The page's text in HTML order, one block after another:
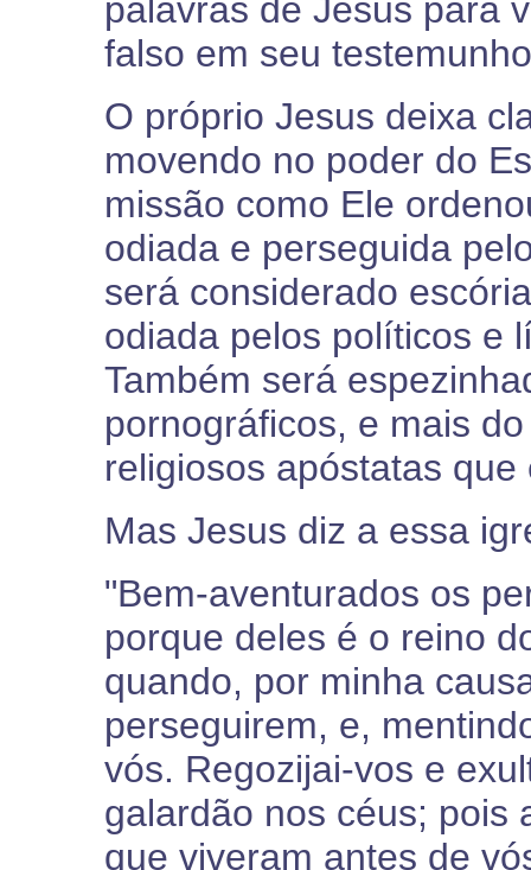
palavras de Jesus para
falso em seu
O próprio Jesus deixa
movendo no poder do
missão como Ele
odiada e perseguida
será considerado
odiada pelos políticos e
Também será
pornográficos, e mais
religiosos apóstatas
Mas Jesus diz a essa
"Bem-aventurados os
porque deles é o reino
quando, por minha
perseguirem, e,
vós. Regozijai-vos e
galardão nos céus; pois
que viveram antes de